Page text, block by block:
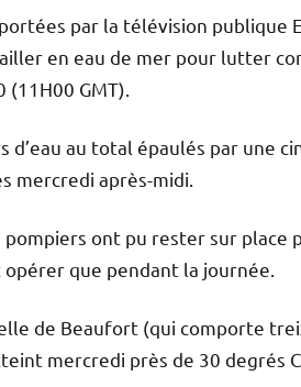
par la télévision publique
en eau de mer pour lutter
GMT).
au total épaulés par une
mercredi après-midi.
ont pu rester sur place
que pendant la journée.
de Beaufort (qui comporte
mercredi près de 30 degrés